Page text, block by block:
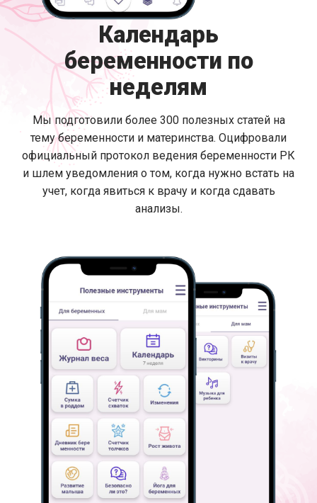
Календарь
беременности по
неделям
Мы подготовили более 300 полезных статей на
тему беременности и материнства. Оцифровали
официальный протокол ведения беременности РК
и шлем уведомления о том, когда нужно встать на
учет, когда явиться к врачу и когда сдавать
анализы.